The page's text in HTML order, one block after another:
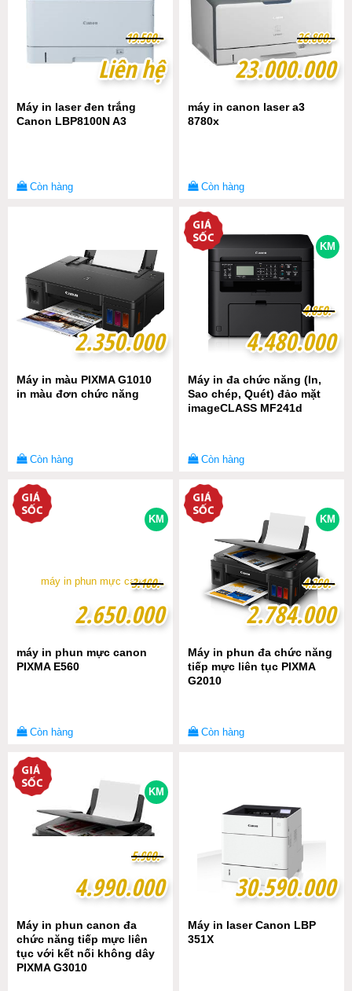
Liên hệ
Liên hệ
19.500.-
19.500.-
Máy in laser đen trắng
Canon LBP8100N A3
Còn hàng
23.000.000
23.000.000
26.800.-
26.800.-
máy in canon laser a3
8780x
Còn hàng
2.350.000
2.350.000
Máy in màu PIXMA G1010
in màu đơn chức năng
Còn hàng
KM
4.480.000
4.480.000
4.850.-
4.850.-
Máy in đa chức năng (In,
Sao chép, Quét) đảo mặt
imageCLASS MF241d
Còn hàng
KM
2.650.000
2.650.000
3.100.-
3.100.-
máy in phun mực canon
PIXMA E560
Còn hàng
KM
2.784.000
2.784.000
4.290.-
4.290.-
Máy in phun đa chức năng
tiếp mực liên tục PIXMA
G2010
Còn hàng
KM
4.990.000
4.990.000
5.900.-
5.900.-
Máy in phun canon đa
chức năng tiếp mực liên
tục với kết nối không dây
PIXMA G3010
30.590.000
30.590.000
Máy in laser Canon LBP
351X